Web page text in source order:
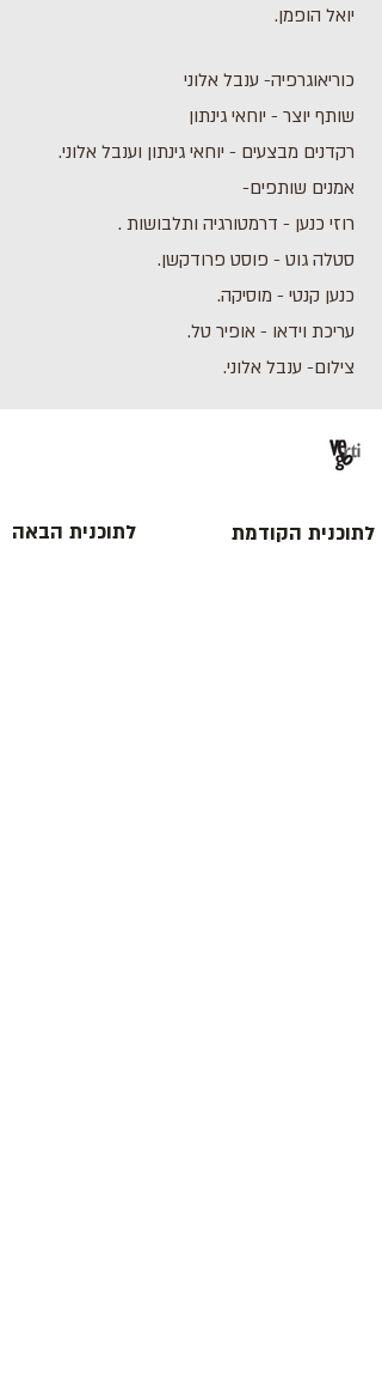
יואל הופמן.
כוריאוגרפיה- ענבל אלוני
שותף יוצר - יוחאי גינתון
רקדנים מבצעים - יוחאי גינתון וענבל אלוני.
אמנים שותפים-
רוזי כנען - דרמטורגיה ותלבושות .
סטלה גוט - פוסט פרודקשן.
כנען קנטי - מוסיקה.
עריכת וידאו - אופיר טל.
צילום- ענבל אלוני.
לתוכנית הבאה לתוכנית הקודמת